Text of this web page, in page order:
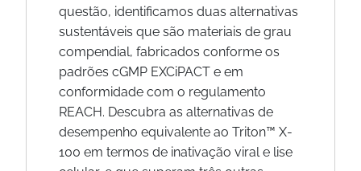
questão, identificamos duas alternativas
sustentáveis que são materiais de grau
compendial, fabricados conforme os
padrões cGMP EXCiPACT e em
conformidade com o regulamento
REACH. Descubra as alternativas de
desempenho equivalente ao Triton™ X-
100 em termos de inativação viral e lise